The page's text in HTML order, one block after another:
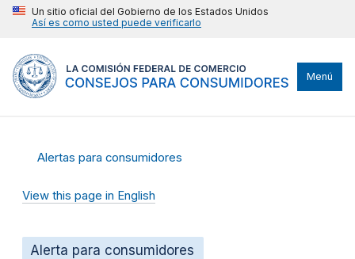
Un sitio oficial del Gobierno de los Estados Unidos
Así es como usted puede verificarlo
Menú
Alertas para consumidores
View this page in English
Alerta para consumidores